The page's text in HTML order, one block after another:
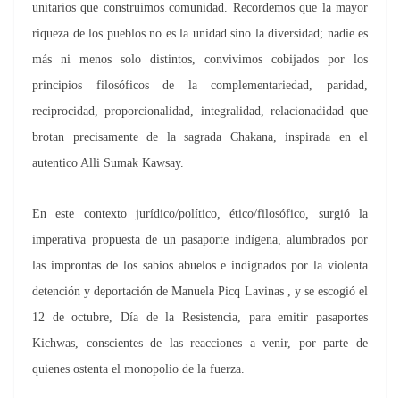
unitarios que construimos comunidad. Recordemos que la mayor
riqueza de los pueblos no es la unidad sino la diversidad; nadie es
más ni menos solo distintos, convivimos cobijados por los
principios filosóficos de la complementariedad, paridad,
reciprocidad, proporcionalidad, integralidad, relacionadidad que
brotan precisamente de la sagrada Chakana, inspirada en el
autentico Alli Sumak Kawsay.
En este contexto jurídico/político, ético/filosófico, surgió la
imperativa propuesta de un pasaporte indígena, alumbrados por
las improntas de los sabios abuelos e indignados por la violenta
detención y deportación de Manuela Picq Lavinas , y se escogió el
12 de octubre, Día de la Resistencia, para emitir pasaportes
Kichwas, conscientes de las reacciones a venir, por parte de
quienes ostenta el monopolio de la fuerza.